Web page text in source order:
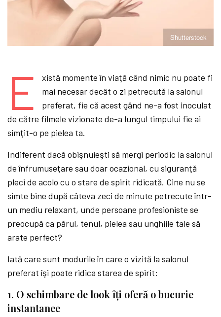
Shutterstock
E
xistă momente în viaţă când nimic nu poate fi
mai necesar decât o zi petrecută la salonul
preferat, fie că acest gând ne-a fost inoculat
de către filmele vizionate de-a lungul timpului fie ai
simţit-o pe pielea ta.
Indiferent dacă obişnuieşti să mergi periodic la salonul
de înfrumuseţare sau doar ocazional, cu siguranţă
pleci de acolo cu o stare de spirit ridicată. Cine nu se
simte bine după câteva zeci de minute petrecute într-
un mediu relaxant, unde persoane profesioniste se
preocupă ca părul, tenul, pielea sau unghiile tale să
arate perfect?
Iată care sunt modurile în care o vizită la salonul
preferat îşi poate ridica starea de spirit:
1. O schimbare de look îţi oferă o bucurie
instantanee